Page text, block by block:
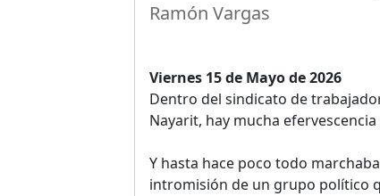
Ramón Vargas
Viernes 15 de Mayo de 2026
Dentro del sindicato de
Nayarit, hay mucha
Y hasta hace poco todo
intromisión de un grupo político